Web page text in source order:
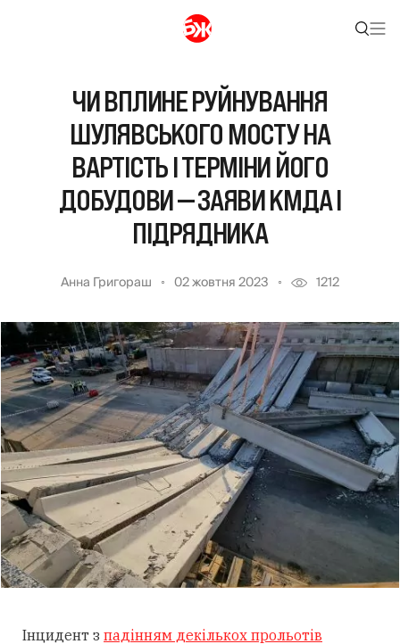
ЧИ ВПЛИНЕ РУЙНУВАННЯ
ШУЛЯВСЬКОГО МОСТУ НА
ВАРТІСТЬ І ТЕРМІНИ ЙОГО
ДОБУДОВИ — ЗАЯВИ КМДА І
ПІДРЯДНИКА
Анна Григораш 02 жовтня 2023 1212
Інцидент з падінням декількох прольотів